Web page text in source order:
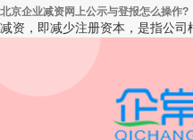
北京企业减资网上公示与登报怎么操作?
减资，即减少注册资本，是指公司